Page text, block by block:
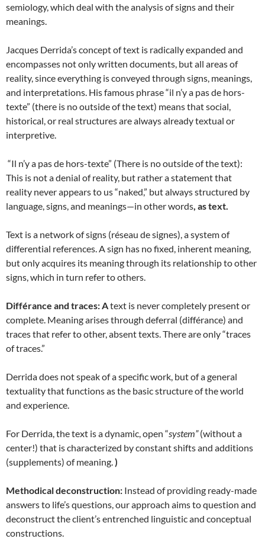
semiology, which deal with the analysis of signs and their
meanings.
Jacques Derrida’s concept of text is radically expanded and
encompasses not only written documents, but all areas of
reality, since everything is conveyed through signs, meanings,
and interpretations. His famous phrase “il n’y a pas de hors-
texte” (there is no outside of the text) means that social,
historical, or real structures are always already textual or
interpretive.
“Il n’y a pas de hors-texte” (There is no outside of the text):
This is not a denial of reality, but rather a statement that
reality never appears to us “naked,” but always structured by
language, signs, and meanings—in other words, as text.
Text is a network of signs (réseau de signes), a system of
differential references. A sign has no fixed, inherent meaning,
but only acquires its meaning through its relationship to other
signs, which in turn refer to others.
Différance and traces: Atext is never completely present or
complete. Meaning arises through deferral (différance) and
traces that refer to other, absent texts. There are only “traces
of traces.”
Derrida does not speak of a specific work, but of a general
textuality that functions as the basic structure of the world
and experience.
For Derrida, the text is a dynamic, open “system”(without a
center!) that is characterized by constant shifts and additions
(supplements) of meaning.)
Methodical deconstruction: Instead of providing ready-made
answers to life’s questions, our approach aims to question and
deconstruct the client’s entrenched linguistic and conceptual
constructions.